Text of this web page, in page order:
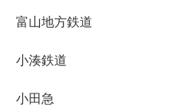
富山地方鉄道
小湊鉄道
小田急